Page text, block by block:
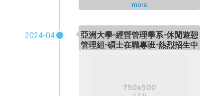
more
2024-04
亞洲大學-經營管理學系-休閒遊憩
管理組-碩士在職專班-熱烈招生中